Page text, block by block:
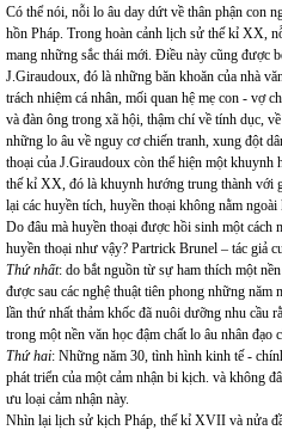
Có thể nói, nỗi lo âu day dứt về thân phận con
hồn Pháp. Trong hoàn cảnh lịch sử thế kỉ XX,
mang những sắc thái mới. Điều này cũng được
J.Giraudoux, đó là những băn khoăn của nhà
trách nhiệm cá nhân, mối quan hệ mẹ con - vợ
và đàn ông trong xã hội, thậm chí về tính dục,
những lo âu về nguy cơ chiến tranh, xung đột
thoại của J.Giraudoux còn thể hiện một khuynh
thế kỉ XX, đó là khuynh hướng trung thành với
lại các huyền tích, huyền thoại không nằm
Do đâu mà huyền thoại được hồi sinh một cách
huyền thoại như vậy? Partrick Brunel – tác giả
Thứ nhất: do bắt nguồn từ sự ham thích một
được sau các nghệ thuật tiên phong những
lần thứ nhất thảm khốc đã nuôi dưỡng nhu cầu
trong một nền văn học đậm chất lo âu nhân đạo
Thứ hai: Những năm 30, tình hình kinh tế -
phát triển của một cảm nhận bi kịch. và không
ưu loại cảm nhận này.
Nhìn lại lịch sử kịch Pháp, thế kỉ XVII và nửa